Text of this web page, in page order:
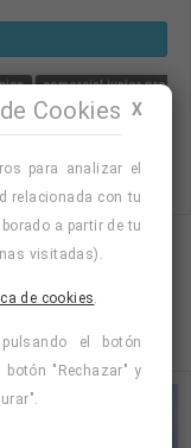
comercial junior
118)
30
X
Cookies
para analizar el
relacionada con tu
a partir de tu
visitadas).
de cookies.
el botón
botón "Rechazar" y